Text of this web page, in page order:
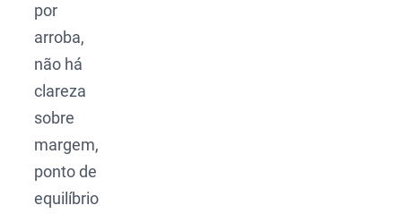
por
arroba,
não há
clareza
sobre
margem,
ponto de
equilíbrio